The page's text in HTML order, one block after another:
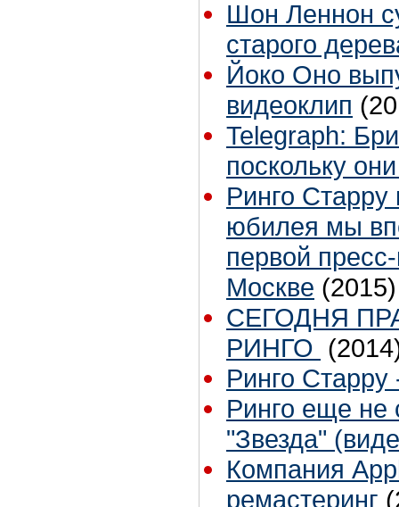
Шон Леннон
старого
Йоко Оно
видеоклип
Telegraph:
поскольку
Ринго Старру
юбилея мы
первой
Москве (2015)
СЕГОДНЯ
РИНГО
Ринго Старру
Ринго еще не
"Звезда"
Компания
ремастеринг